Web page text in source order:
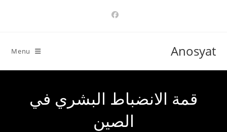
Anosyat
Menu
قمة الانضباط البشري في
الصين